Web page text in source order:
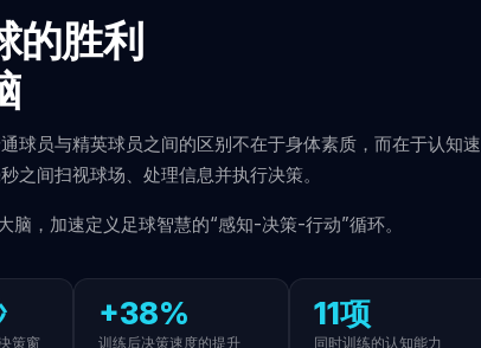
的胜利
球员与精英球员之间的区别不在于身体素质，而在于认知速
之间扫视球场、处理信息并执行决策。
脑，加速定义足球智慧的“感知-决策-行动”循环。
策窗
+38%
训练后决策速度的提升
11项
同时训练的认知能力